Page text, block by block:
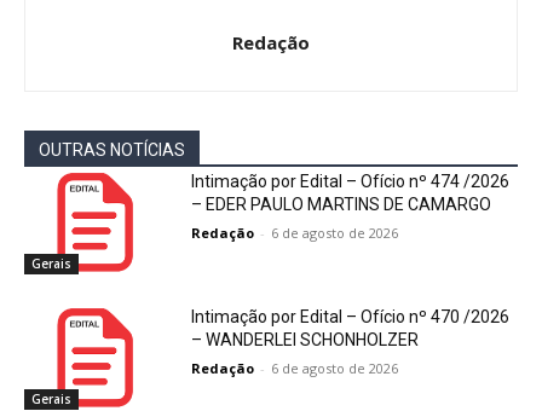
Redação
OUTRAS NOTÍCIAS
Gerais
Intimação por Edital – Ofício nº 474 /2026
– EDER PAULO MARTINS DE CAMARGO
Redação - 6 de agosto de 2026
Gerais
Intimação por Edital – Ofício nº 470 /2026
– WANDERLEI SCHONHOLZER
Redação - 6 de agosto de 2026